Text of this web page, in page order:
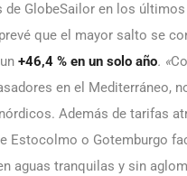
de GlobeSailor en los
que el mayor salto se
+46,4 % en un solo año. «
en el Mediterráneo,
Además de tarifas
Estocolmo o Gotemburgo
aguas tranquilas y sin